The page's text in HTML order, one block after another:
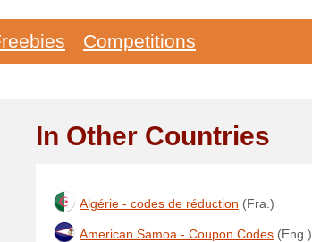
Competitions
In Other Countries
Algérie - codes de réduction (Fra.)
American Samoa - Coupon Codes (Eng.)